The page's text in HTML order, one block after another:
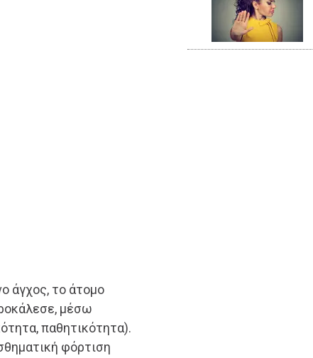
άγχος, το άτομο
μέσω
παθητικότητα).
φόρτιση